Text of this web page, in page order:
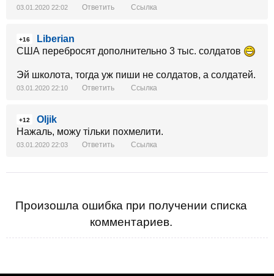
03.01.2020 22:02 Ответить Ссылка
+16
Liberian
США перебросят дополнительно 3 тыс. солдатов
Эй школота, тогда уж пиши не солдатов, а солдатей.
03.01.2020 22:10 Ответить Ссылка
+12
Oljik
Нажаль, можу тільки похмелити.
03.01.2020 22:03 Ответить Ссылка
Произошла ошибка при получении списка
комментариев.